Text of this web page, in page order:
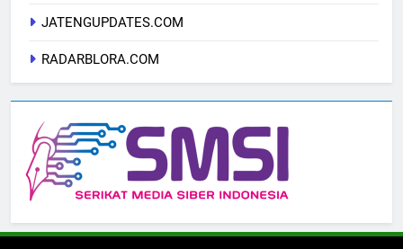
JATENGUPDATES.COM
RADARBLORA.COM